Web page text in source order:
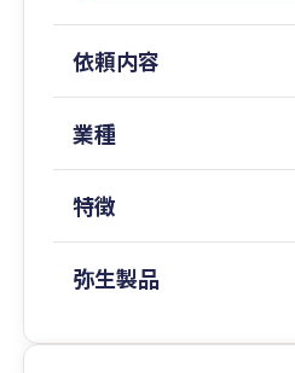
心より、ご連絡をお待ちし
依頼内容
業種
特徴
弥生製品